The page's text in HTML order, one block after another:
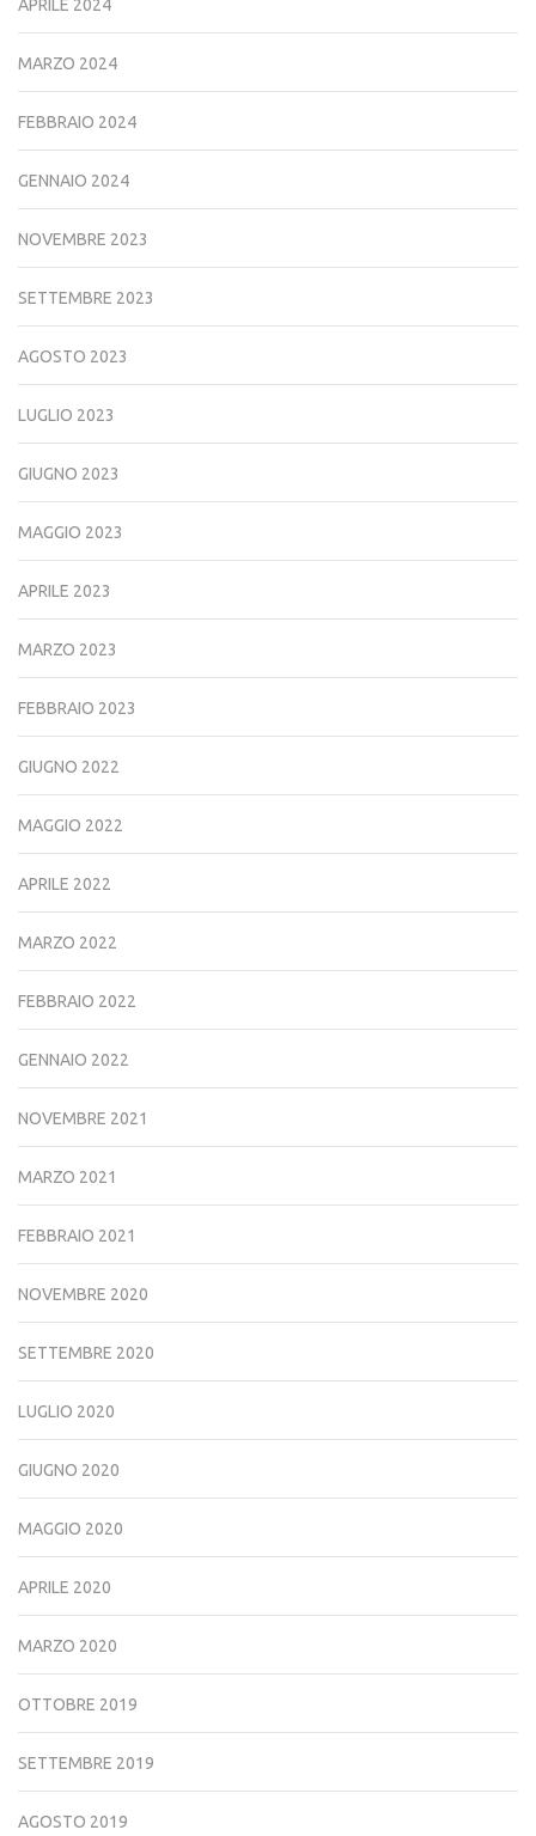
APRILE 2024
MARZO 2024
FEBBRAIO 2024
GENNAIO 2024
NOVEMBRE 2023
SETTEMBRE 2023
AGOSTO 2023
LUGLIO 2023
GIUGNO 2023
MAGGIO 2023
APRILE 2023
MARZO 2023
FEBBRAIO 2023
GIUGNO 2022
MAGGIO 2022
APRILE 2022
MARZO 2022
FEBBRAIO 2022
GENNAIO 2022
NOVEMBRE 2021
MARZO 2021
FEBBRAIO 2021
NOVEMBRE 2020
SETTEMBRE 2020
LUGLIO 2020
GIUGNO 2020
MAGGIO 2020
APRILE 2020
MARZO 2020
OTTOBRE 2019
SETTEMBRE 2019
AGOSTO 2019